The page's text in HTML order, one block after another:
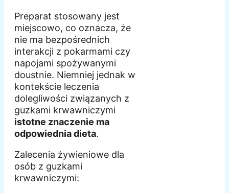
Preparat stosowany jest
miejscowo, co oznacza, że
nie ma bezpośrednich
interakcji z pokarmami czy
napojami spożywanymi
doustnie. Niemniej jednak w
kontekście leczenia
dolegliwości związanych z
guzkami krwawniczymi
istotne znaczenie ma
odpowiednia dieta.
Zalecenia żywieniowe dla
osób z guzkami
krwawniczymi: